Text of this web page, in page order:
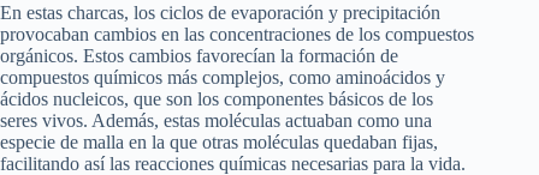
En estas charcas, los ciclos de evaporación y precipitación
provocaban cambios en las concentraciones de los compuestos
orgánicos. Estos cambios favorecían la formación de
compuestos químicos más complejos, como aminoácidos y
ácidos nucleicos, que son los componentes básicos de los
seres vivos. Además, estas moléculas actuaban como una
especie de malla en la que otras moléculas quedaban fijas,
facilitando así las reacciones químicas necesarias para la vida.